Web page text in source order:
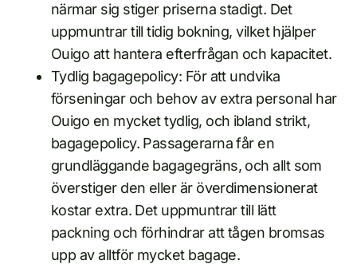
närmar sig stiger priserna stadigt. Det
uppmuntrar till tidig bokning, vilket hjälper
Ouigo att hantera efterfrågan och kapacitet.
Tydlig bagagepolicy: För att undvika
förseningar och behov av extra personal har
Ouigo en mycket tydlig, och ibland strikt,
bagagepolicy. Passagerarna får en
grundläggande bagagegräns, och allt som
överstiger den eller är överdimensionerat
kostar extra. Det uppmuntrar till lätt
packning och förhindrar att tågen bromsas
upp av alltför mycket bagage.